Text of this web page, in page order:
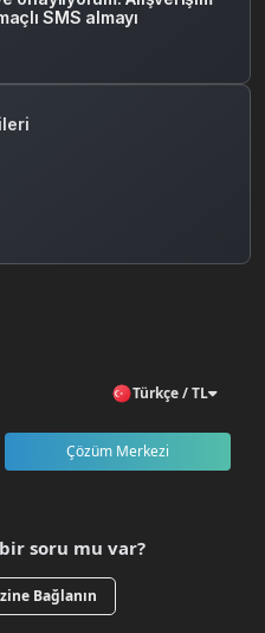
SMS almayı
Türkçe / TL
Çözüm Merkezi
soru mu var?
Bağlanın